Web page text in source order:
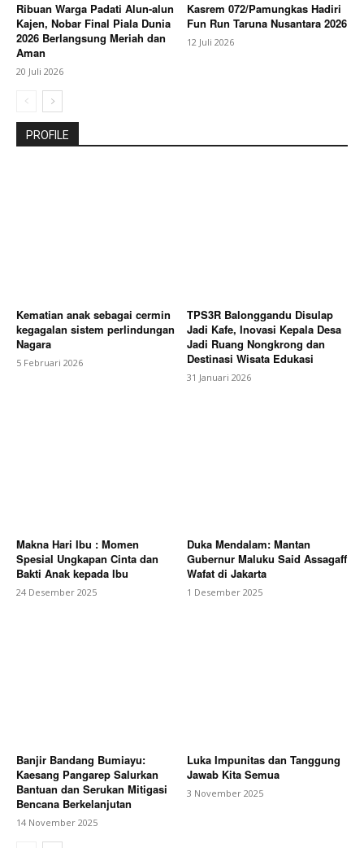
Ribuan Warga Padati Alun-alun
Kajen, Nobar Final Piala Dunia
2026 Berlangsung Meriah dan
Aman
20 Juli 2026
Kasrem 072/Pamungkas Hadiri
Fun Run Taruna Nusantara 2026
12 Juli 2026
PROFILE
Kematian anak sebagai cermin
kegagalan sistem perlindungan
Nagara
5 Februari 2026
TPS3R Balonggandu Disulap
Jadi Kafe, Inovasi Kepala Desa
Jadi Ruang Nongkrong dan
Destinasi Wisata Edukasi
31 Januari 2026
Makna Hari Ibu : Momen
Spesial Ungkapan Cinta dan
Bakti Anak kepada Ibu
24 Desember 2025
Duka Mendalam: Mantan
Gubernur Maluku Said Assagaff
Wafat di Jakarta
1 Desember 2025
Banjir Bandang Bumiayu:
Kaesang Pangarep Salurkan
Bantuan dan Serukan Mitigasi
Bencana Berkelanjutan
14 November 2025
Luka Impunitas dan Tanggung
Jawab Kita Semua
3 November 2025